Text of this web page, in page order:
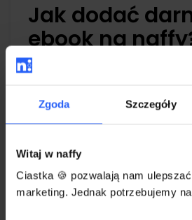
Zgoda Szczegóły
Witaj w naffy
Ciastka 🍪 pozwalają nam
marketing. Jednak potrzebujemy
Jak dodać
ebook na
należy wybrać produkt
dodać plik w formacie
Lead magnet może zostać
darmowego ebooka,